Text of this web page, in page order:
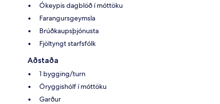
Ókeypis dagblöð í móttöku
Farangursgeymsla
Brúðkaupsþjónusta
Fjöltyngt starfsfólk
Aðstaða
1 bygging/turn
Öryggishólf í móttöku
Garður